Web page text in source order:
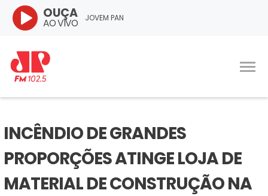
JOVEM PAN
OUÇA
AO VIVO
INCÊNDIO DE GRANDES
PROPORÇÕES ATINGE LOJA DE
MATERIAL DE CONSTRUÇÃO NA